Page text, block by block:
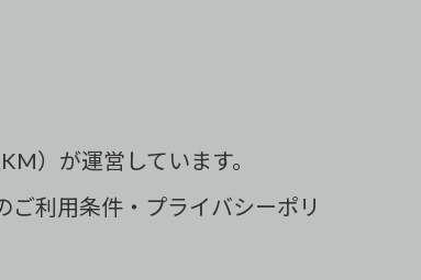
）が運営しています。
利用条件・プライバシーポリ